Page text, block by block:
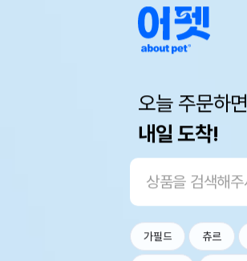
오늘 주문하면
내일 도착!
가필드 츄르